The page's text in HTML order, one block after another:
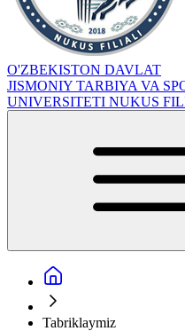
O'ZBEKISTON DAVLAT
JISMONIY TARBIYA VA
UNIVERSITETI NUKUS
Tabriklaymiz